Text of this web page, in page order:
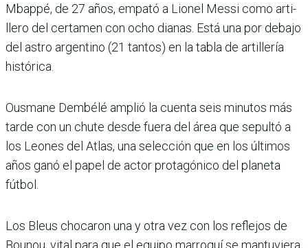
Mbappé, de 27 años, empató a Lionel Messi como arti­
llero del certamen con ocho dianas. Está una por debajo
del astro argentino (21 tan­tos) en la tabla de artillería
histórica.
Ousmane Dembélé amplió la cuenta seis minutos más
tarde con un chute desde fuera del área que sepultó a
los Leones del Atlas, una selec­ción que en los últimos
años ganó el papel de actor prota­gónico del planeta
fútbol.
Los Bleus chocaron una y otra vez con los reflejos de
Bounou, vital para que el equipo marroquí se man­tuviera